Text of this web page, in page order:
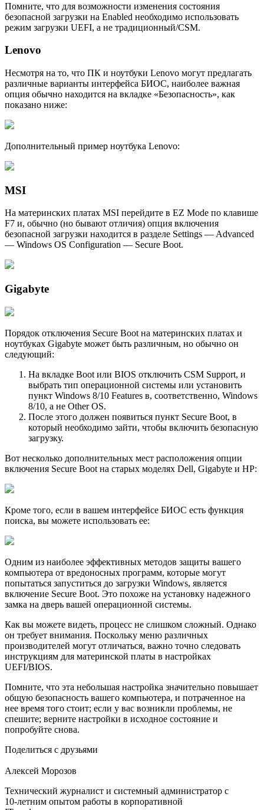
Помните, что для возможности изменения состояния
безопасной загрузки на Enabled необходимо использовать
режим загрузки UEFI, а не традиционный/CSM.
Lenovo
Несмотря на то, что ПК и ноутбуки Lenovo могут предлагать
различные варианты интерфейса БИОС, наиболее важная
опция обычно находится на вкладке «Безопасность», как
показано ниже:
Дополнительный пример ноутбука Lenovo:
MSI
На материнских платах MSI перейдите в EZ Mode по клавише
F7 и, обычно (но бывают отличия) опция включения
безопасной загрузки находится в разделе Settings — Advanced
— Windows OS Configuration — Secure Boot.
Gigabyte
Порядок отключения Secure Boot на материнских платах и
ноутбуках Gigabyte может быть различным, но обычно он
следующий:
На вкладке Boot или BIOS отключить CSM Support, и
выбрать тип операционной системы или установить
пункт Windows 8/10 Features в, соответственно, Windows
8/10, а не Other OS.
После этого должен появиться пункт Secure Boot, в
который необходимо зайти, чтобы включить безопасную
загрузку.
Вот несколько дополнительных мест расположения опции
включения Secure Boot на старых моделях Dell, Gigabyte и HP:
Кроме того, если в вашем интерфейсе БИОС есть функция
поиска, вы можете использовать ее:
Одним из наиболее эффективных методов защиты вашего
компьютера от вредоносных программ, которые могут
попытаться запуститься до загрузки Windows, является
включение Secure Boot. Это похоже на установку надежного
замка на дверь вашей операционной системы.
Как вы можете видеть, процесс не слишком сложный. Однако
он требует внимания. Поскольку меню различных
производителей могут отличаться, важно точно следовать
инструкциям для материнской платы в настройках
UEFI/BIOS.
Помните, что эта небольшая настройка значительно повышает
общую безопасность вашего компьютера, и потраченное на
нее время того стоит; если у вас возникли проблемы, не
спешите; верните настройки в исходное состояние и
попробуйте снова.
Поделиться с друзьями
Алексей Морозов
Технический журналист и системный администратор с
10‑летним опытом работы в корпоративной